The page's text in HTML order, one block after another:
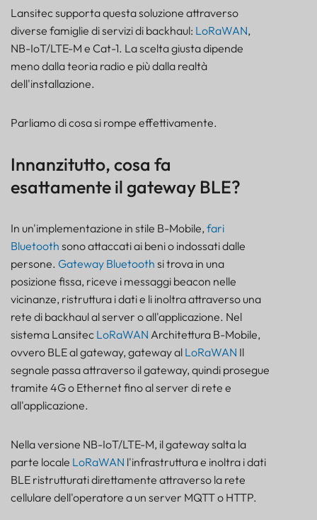
presenta comunque due livelli di rete:
La copertura NB-IoT/LTE-M è più semplice da
implementare, ma più difficile da controllare.
La copertura di categoria 1 è ampia, ma potenza e
costi devono essere scelti con cura.
vuota
interruzione non è stato progettato, ma solo
sperato
Interruzioni LoRaWAN
Interruzioni di categoria 1
Regola di campo
Quale collegamento di backhaul è adatto a quale
implementazione?
1. Solo batteria per interni
2. Solare per esterni
3. Edificio sempre alimentato
4. Eventi temporanei, flotte a noleggio e siti pop-up
Una matrice di selezione pratica
radio
inviare un gateway BLE?
Compatibilità dei prodotti Lansitec in base al tipo di
installazione
Raccomandazione finale: scegliete la modalità di
Lansitec supporta questa soluzione attraverso
diverse famiglie di servizi di backhaul: LoRaWAN,
NB-IoT/LTE-M e Cat-1. La scelta giusta dipende
meno dalla teoria radio e più dalla realtà
dell'installazione.
Parliamo di cosa si rompe effettivamente.
Innanzitutto, cosa fa
esattamente il gateway BLE?
In un'implementazione in stile B-Mobile, fari
Bluetooth sono attaccati ai beni o indossati dalle
persone. Gateway Bluetooth si trova in una
posizione fissa, riceve i messaggi beacon nelle
vicinanze, ristruttura i dati e li inoltra attraverso una
rete di backhaul al server o all'applicazione. Nel
sistema Lansitec LoRaWAN Architettura B-Mobile,
ovvero BLE al gateway, gateway al LoRaWAN Il
segnale passa attraverso il gateway, quindi prosegue
tramite 4G o Ethernet fino al server di rete e
all'applicazione.
Nella versione NB-IoT/LTE-M, il gateway salta la
parte locale LoRaWAN l'infrastruttura e inoltra i dati
BLE ristrutturati direttamente attraverso la rete
cellulare dell'operatore a un server MQTT o HTTP.